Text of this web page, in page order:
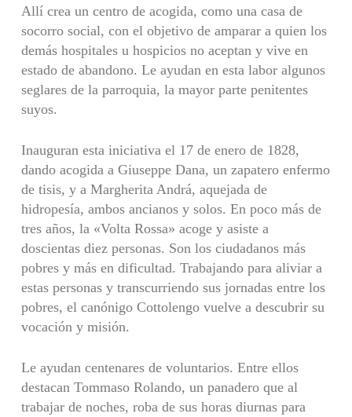
Allí crea un centro de acogida, como una casa de
socorro social, con el objetivo de amparar a quien los
demás hospitales u hospicios no aceptan y vive en
estado de abandono. Le ayudan en esta labor algunos
seglares de la parroquia, la mayor parte penitentes
suyos.
Inauguran esta iniciativa el 17 de enero de 1828,
dando acogida a Giuseppe Dana, un zapatero enfermo
de tisis, y a Margherita Andrá, aquejada de
hidropesía, ambos ancianos y solos. En poco más de
tres años, la «Volta Rossa» acoge y asiste a
doscientas diez personas. Son los ciudadanos más
pobres y más en dificultad. Traba­jando para aliviar a
estas personas y transcurriendo sus jornadas entre los
pobres, el canónigo Cottolengo vuelve a descubrir su
vocación y misión.
Le ayudan centenares de voluntarios. Entre ellos
destacan Tommaso Rolando, un panadero que al
trabajar de noches, roba de sus horas diurnas para